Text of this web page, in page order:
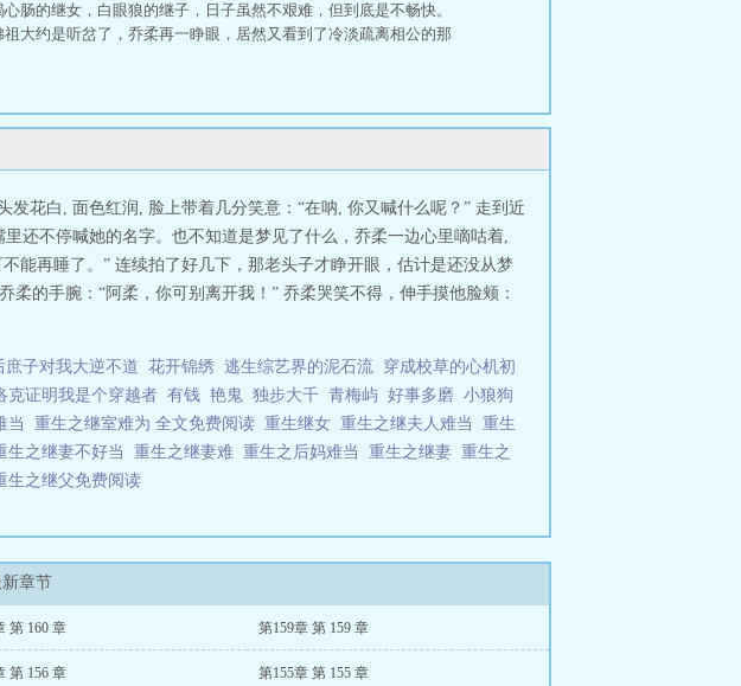
肠的继女，白眼狼的继子，日子虽然不艰难，但到底是不畅快。
大约是听岔了，乔柔再一睁眼，居然又看到了冷淡疏离相公的那
花白, 面色红润, 脸上带着几分笑意：“在呐, 你又喊什么呢？” 走到近
还不停喊她的名字。也不知道是梦见了什么，乔柔一边心里嘀咕着,
能再睡了。” 连续拍了好几下，那老头子才睁开眼，估计是还没从梦
的手腕：“阿柔，你可别离开我！” 乔柔哭笑不得，伸手摸他脸颊：
庶子对我大逆不道 花开锦绣 逃生综艺界的泥石流 穿成校草的心机初
克证明我是个穿越者 有钱 艳鬼 独步大千 青梅屿 好事多磨 小狼狗
当 重生之继室难为 全文免费阅读 重生继女 重生之继夫人难当 重生
生之继妻不好当 重生之继妻难 重生之后妈难当 重生之继妻 重生之
生之继父免费阅读
新章节
第 160 章 第159章 第 159 章
第 156 章 第155章 第 155 章